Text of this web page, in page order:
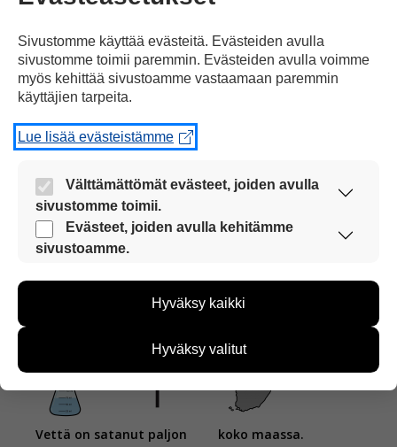
rajuimmat ukkoset.
Heinäkuun 5. päivä Pohjois-Suomessa
havaittiin yli 20 000 salaman iskua.
Vettä on satanut paljon koko maassa.
Sivustomme käyttää evästeitä. Evästeiden avulla
sivustomme toimii paremmin. Evästeiden avulla voimme
myös kehittää sivustoamme vastaamaan paremmin
käyttäjien tarpeita.
Lue lisää evästeistämme
Välttämättömät evästeet, joiden avulla
sivustomme toimii.
Nämä evästeet ovat aina käytössä, jotta
sivustoamme voi käyttää sujuvasti ja turvallisesti.
Evästeet, joiden avulla kehitämme
sivustoamme.
kehittää sivustoamme vastaamaan paremmin
kävijämääristä ja siitä, mitä sivuja käytetään ja
miten sivuilla liikutaan. Emme kuitenkaan kerää
yksittäiseen käyttäjään.
Voit valita, hyväksytkö näiden evästeiden käytön.
Hyväksy kaikki
Hyväksy valitut